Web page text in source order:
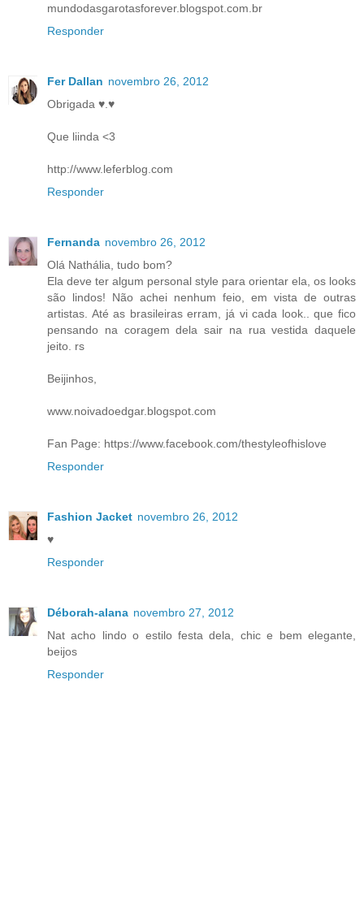
mundodasgarotasforever.blogspot.com.br
Responder
Fer Dallan novembro 26, 2012
Obrigada ♥.♥
Que liinda <3
http://www.leferblog.com
Responder
Fernanda novembro 26, 2012
Olá Nathália, tudo bom?
Ela deve ter algum personal style para orientar ela, os looks
são lindos! Não achei nenhum feio, em vista de outras
artistas. Até as brasileiras erram, já vi cada look.. que fico
pensando na coragem dela sair na rua vestida daquele
jeito. rs
Beijinhos,
www.noivadoedgar.blogspot.com
Fan Page: https://www.facebook.com/thestyleofhislove
Responder
Fashion Jacket novembro 26, 2012
♥
Responder
Déborah-alana novembro 27, 2012
Nat acho lindo o estilo festa dela, chic e bem elegante,
beijos
Responder